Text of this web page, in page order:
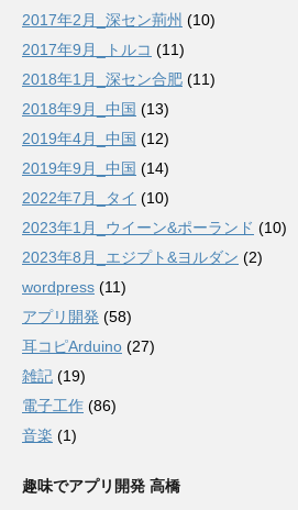
2017年2月_深セン荊州 (10)
2017年9月_トルコ (11)
2018年1月_深セン合肥 (11)
2018年9月_中国 (13)
2019年4月_中国 (12)
2019年9月_中国 (14)
2022年7月_タイ (10)
2023年1月_ウイーン&ポーランド (10)
2023年8月_エジプト&ヨルダン (2)
wordpress (11)
アプリ開発 (58)
耳コピArduino (27)
雑記 (19)
電子工作 (86)
音楽 (1)
趣味でアプリ開発 高橋